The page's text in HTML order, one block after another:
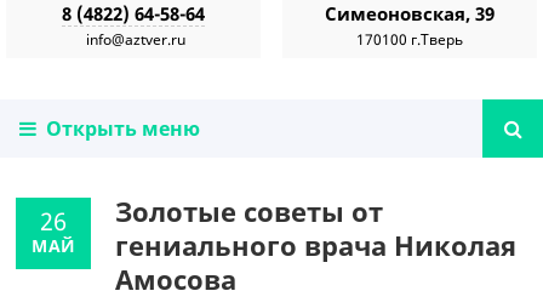
8 (4822) 64-58-64
info@aztver.ru
Симеоновская, 39
170100 г.Тверь
Открыть меню
26
МАЙ
Золотые советы от
гениального врача Николая
Амосова